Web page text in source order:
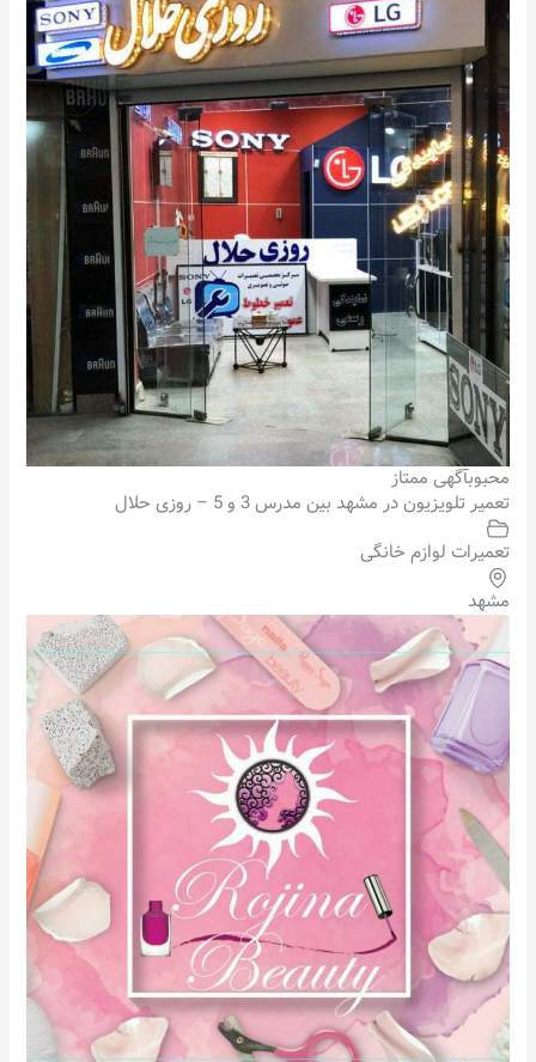
محبوبآگهی ممتاز
تعمیر تلویزیون در مشهد بین مدرس 3 و 5 – روزی حلال
تعمیرات لوازم خانگی
مشهد